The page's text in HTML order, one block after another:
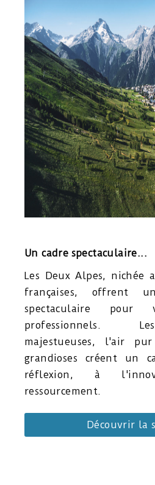
Un cadre spectaculaire...
Les Deux Alpes, nichée
françaises, offrent
spectaculaire pour
professionnels.
majestueuses, l'air
grandioses créent un
réflexion, à
ressourcement.
Découvrir la